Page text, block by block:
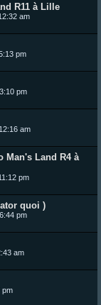
R11 à Lille
am
pm
pm
am
Man's Land R4 à
pm
quoi )
pm
am
pm